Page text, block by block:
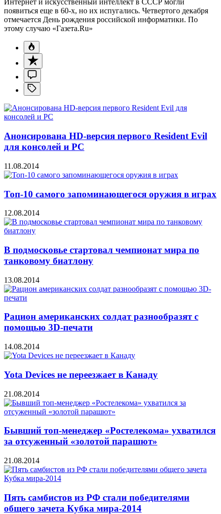
Интернет и искусственный интеллект в СССР могли
появиться еще в 60-х, но их испугались. Четвертого декабря
отмечается День рождения российской информатики. По
этому случаю «Газета.Ru»
Анонсирована HD-версия первого Resident Evil
для консолей и PC
11.08.2014
Топ-10 самого запоминающегося оружия в играх
12.08.2014
В подмосковье стартовал чемпионат мира по
танковому биатлону
13.08.2014
Рацион американских солдат разнообразят с
помощью 3D-печати
14.08.2014
Yota Devices не переезжает в Канаду
21.08.2014
Бывший топ-менеджер «Ростелекома» ухватился
за отсуженный «золотой парашют»
21.08.2014
Пять самбистов из РФ стали победителями
общего зачета Кубка мира-2014